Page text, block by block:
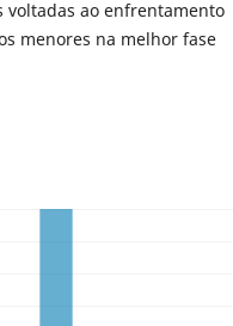
ao enfrentamento
menores na melhor fase